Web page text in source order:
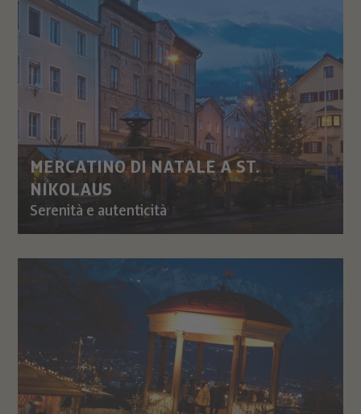
MERCATINO DI NATALE A ST.
NIKOLAUS
Serenità e autenticità